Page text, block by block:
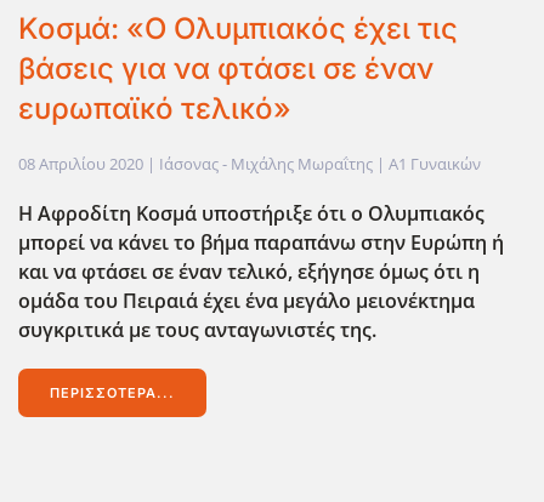
Κοσμά: «Ο Ολυμπιακός έχει τις
βάσεις για να φτάσει σε έναν
ευρωπαϊκό τελικό»
08 Απριλίου 2020 | Ιάσονας - Μιχάλης Μωραΐτης | Α1 Γυναικών
Η Αφροδίτη Κοσμά υποστήριξε ότι ο Ολυμπιακός
μπορεί να κάνει το βήμα παραπάνω στην Ευρώπη ή
και να φτάσει σε έναν τελικό, εξήγησε όμως ότι η
ομάδα του Πειραιά έχει ένα μεγάλο μειονέκτημα
συγκριτικά με τους ανταγωνιστές της.
ΠΕΡΙΣΣΌΤΕΡΑ...